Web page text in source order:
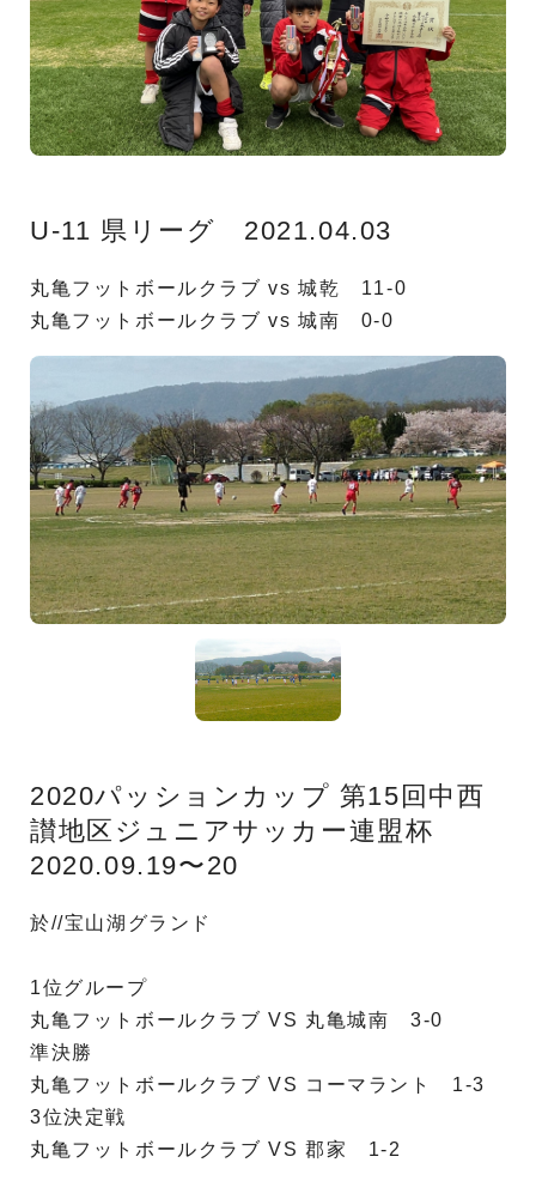
U-11 県リーグ 2021.04.03
丸亀フットボールクラブ vs 城乾 11-0
丸亀フットボールクラブ vs 城南 0-0
2020パッションカップ 第15回中西
讃地区ジュニアサッカー連盟杯
2020.09.19〜20
於//宝山湖グランド
1位グループ
丸亀フットボールクラブ VS 丸亀城南 3-0
準決勝
丸亀フットボールクラブ VS コーマラント 1-3
3位決定戦
丸亀フットボールクラブ VS 郡家 1-2